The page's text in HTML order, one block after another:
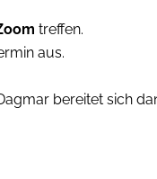
treffen.
aus.
bereitet sich